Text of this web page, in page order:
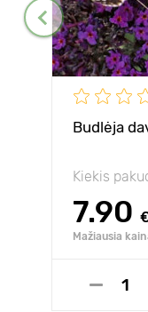
Budlėja
Kiekis
7.90
Mažiausia